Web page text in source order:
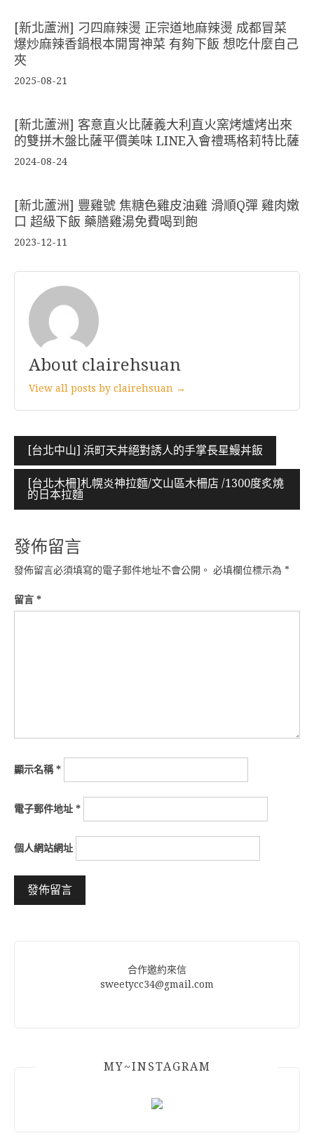
[新北蘆洲] 刁四麻辣燙 正宗道地麻辣燙 成都冒菜
爆炒麻辣香鍋根本開胃神菜 有夠下飯 想吃什麼自己
夾
2025-08-21
[新北蘆洲] 客意直火比薩義大利直火窯烤爐烤出來
的雙拼木盤比薩平價美味 LINE入會禮瑪格莉特比薩
2024-08-24
[新北蘆洲] 豐雞號 焦糖色雞皮油雞 滑順Q彈 雞肉嫩
口 超級下飯 藥膳雞湯免費喝到飽
2023-12-11
About clairehsuan
View all posts by clairehsuan →
文
章
導
覽
[台北中山] 浜町天丼絕對誘人的手掌長星鰻丼飯
[台北木柵]札幌炎神拉麵/文山區木柵店 /1300度炙燒
的日本拉麵
發佈留言
發佈留言必須填寫的電子郵件地址不會公開。 必填欄位標示為 *
留言 *
顯示名稱*
電子郵件地址 *
個人網站網址
合作邀約來信
sweetycc34@gmail.com
MY~INSTAGRAM